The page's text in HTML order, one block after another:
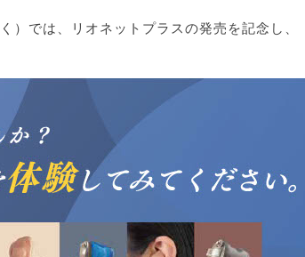
では、リオネットプラスの発売を記念し、